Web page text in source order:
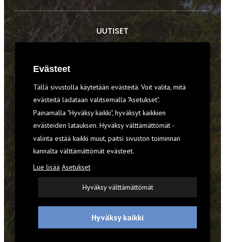
UUTISET
VARUSTEET
TILAA RETKI-LEHTI
YHTEYSTIEDOT
REKISTERISELOSTE
EVÄSTEET
Evästeet
Tällä sivustolla käytetään evästeitä. Voit valita, mitä
evästeitä ladataan valitsemalla "Asetukset".
Painamalla "Hyväksy kaikki", hyväksyt kaikkien
evästeiden latauksen. Hyväksy välttämättömät -
valinta estää kaikki muut, paitsi sivuston toiminnan
kannalta välttämättömät evästeet.
Lue lisää Asetukset
Hyväksy välttämättömät
Hyväksy kaikki